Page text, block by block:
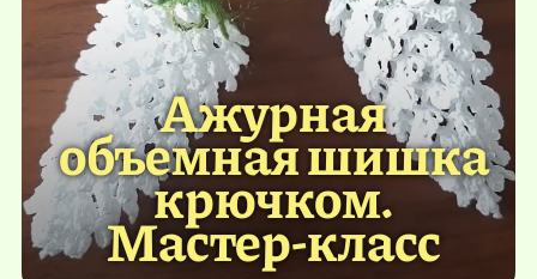
Ажурная
объемная шишка
крючком.
Мастер-класс